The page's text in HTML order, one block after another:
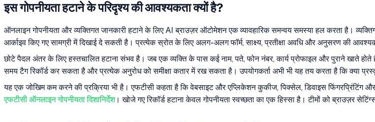
इस गोपनीयता हटाने के परिदृश्य की आवश्यकता क्यों है?
ऑनलाइन गोपनीयता और व्यक्तिगत जानकारी हटाने के लिए AI ब्राउज़र ऑटोमेशन एक व्यावहारिक समन्वय समस्या हल करता है।
आर्काइव किए गए सामग्री में दिखाई दे सकती है। प्रत्येक स्रोत के लिए अलग-अलग फॉर्म, साक्ष्य, प्रतीक्षा अवधि और अनुसरण की
छोटे पैदल अंतर के लिए हस्तचालित हटाना संभव है। जब एक व्यक्ति के पास कई नाम, पते, फोन नंबर, कार्य प्रोफाइल और पुराने खाते
समय टैग रिकॉर्ड कर सकता है और प्रत्येक अनुरोध को समीक्षा कतार में रख सकता है। उपयोगकर्ता अभी भी यह तय करता है कि क्या
यह एक जोखिम कम करने की प्रक्रिया भी है। एफटीसी कहता है कि वेबसाइट और एप्लिकेशन कुकीज, पिक्सेल, डिवाइस फिंगरप्रिंटिंग और
एफटीसी ऑनलाइन गोपनीयता दिशानिर्देश। खोजे गए रिकॉर्ड हटाना केवल गोपनीयता स्वच्छता का एक हिस्सा है। टीमों को ब्राउज़र